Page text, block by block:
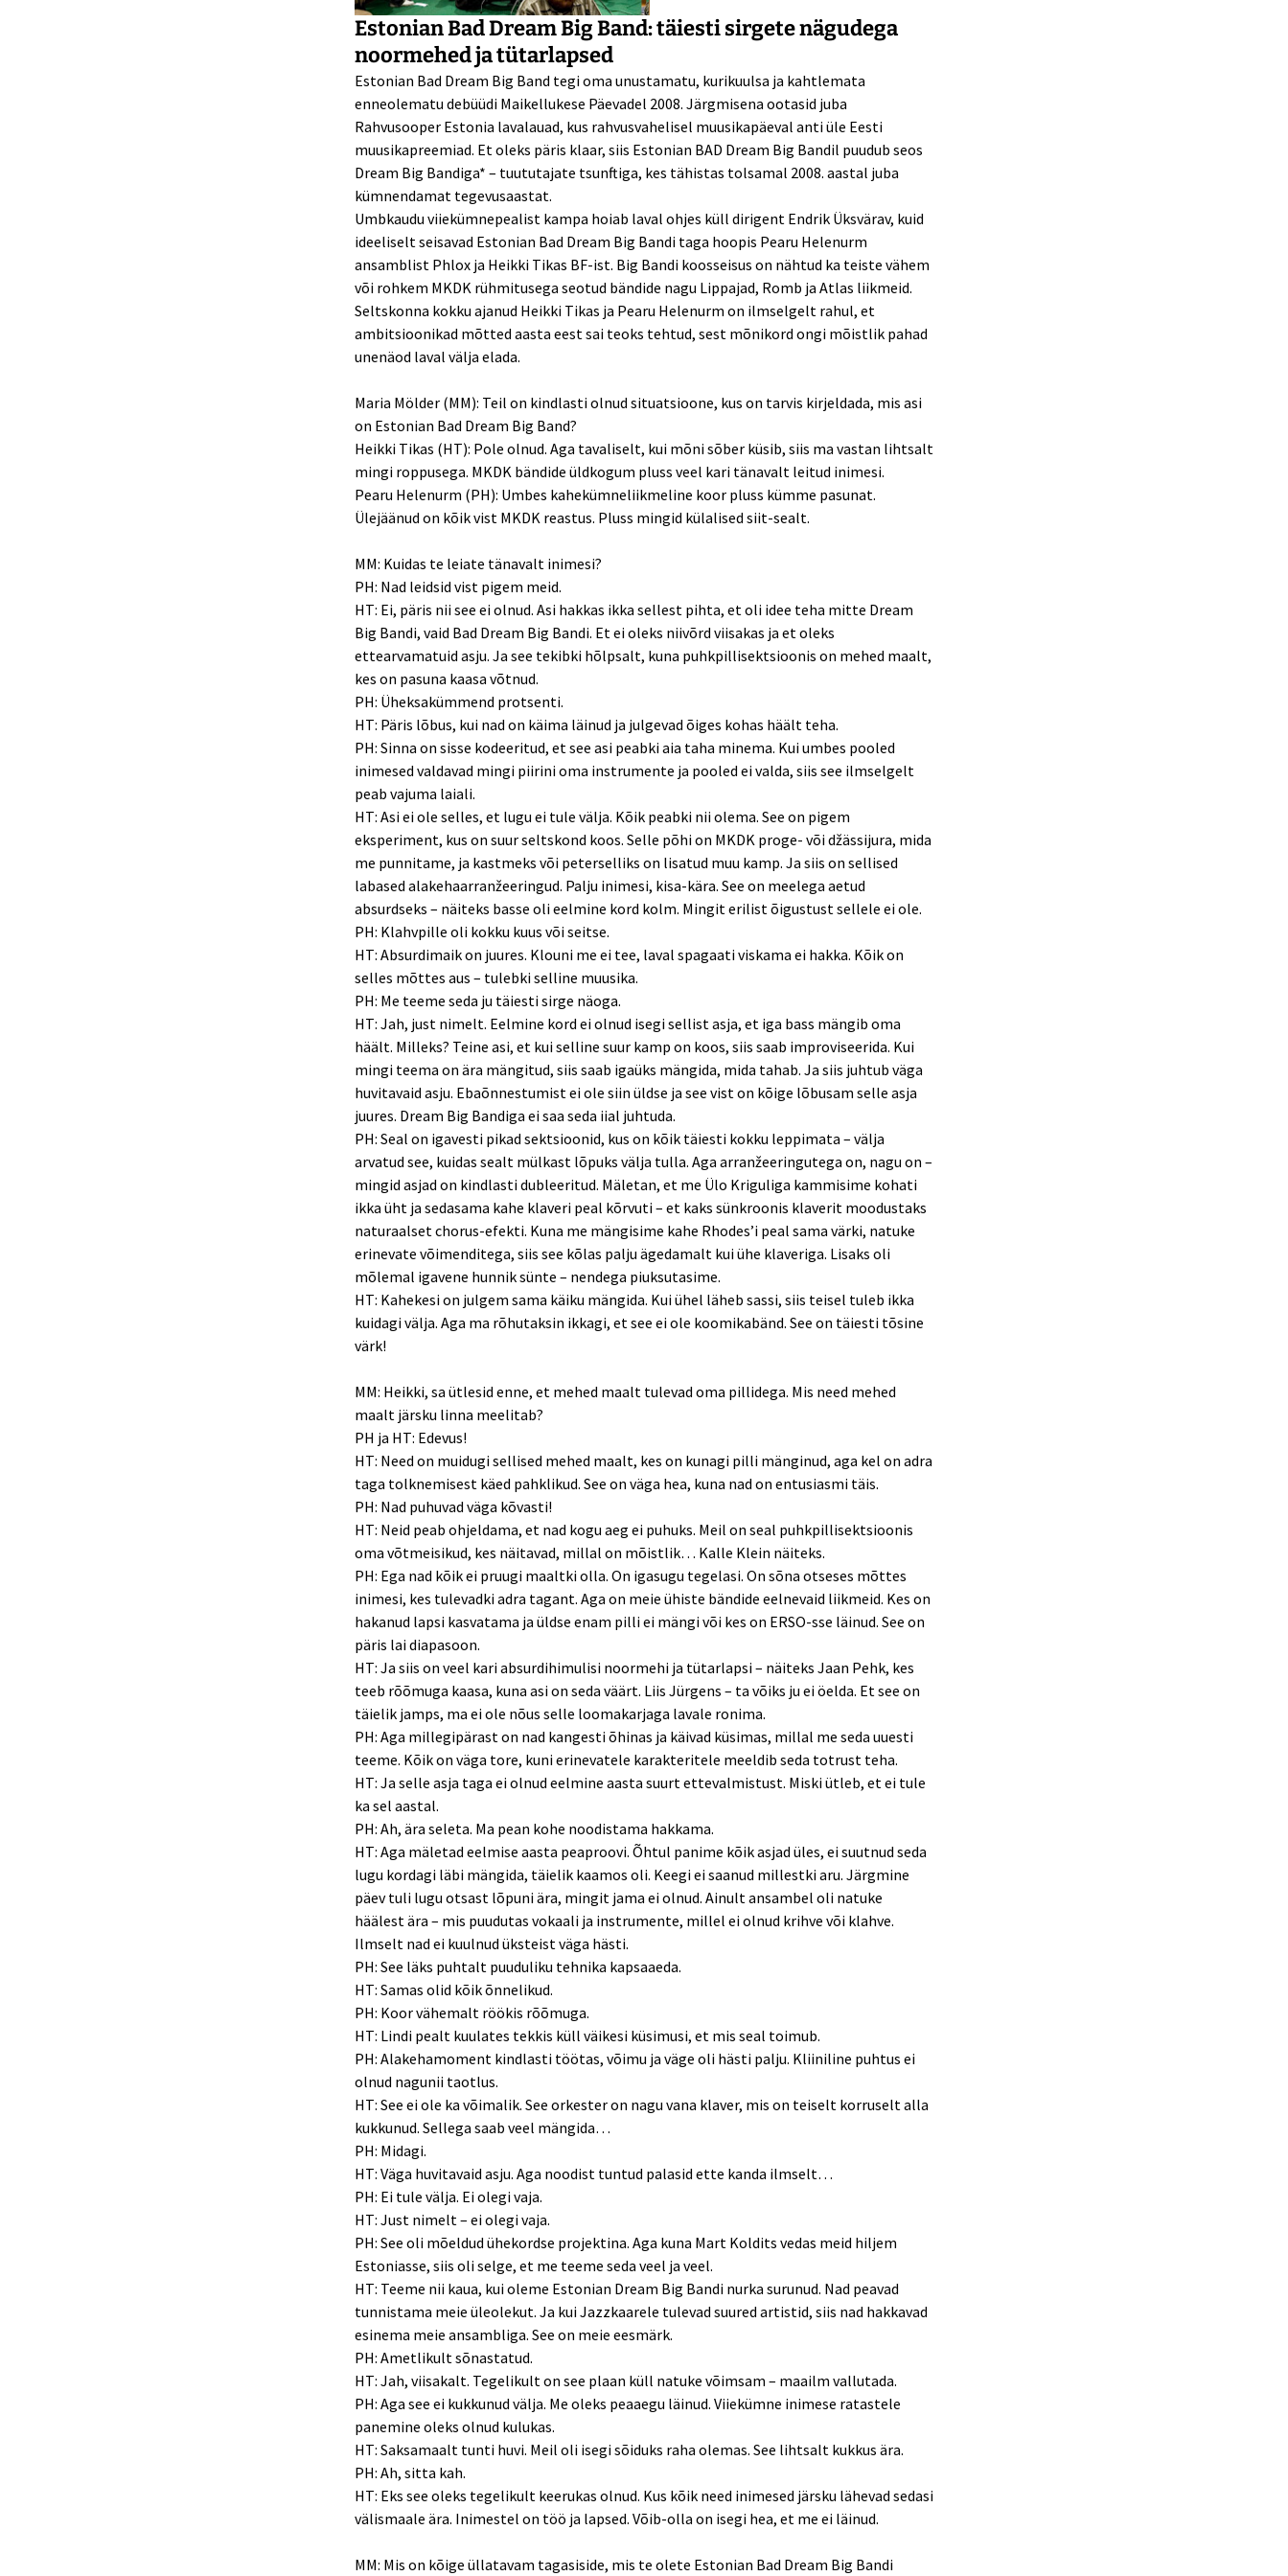
Estonian Bad Dream Big Band: täiesti sirgete nägudega
noormehed ja tütarlapsed
Estonian Bad Dream Big Band tegi oma unustamatu, kurikuulsa ja kahtlemata
enneolematu debüüdi Maikellukese Päevadel 2008. Järgmisena ootasid juba
Rahvusooper Estonia lavalauad, kus rahvusvahelisel muusikapäeval anti üle Eesti
muusikapreemiad. Et oleks päris klaar, siis Estonian BAD Dream Big Bandil puudub seos
Dream Big Bandiga* – tuututajate tsunftiga, kes tähistas tolsamal 2008. aastal juba
kümnendamat tegevusaastat.
Umbkaudu viiekümnepealist kampa hoiab laval ohjes küll dirigent Endrik Üksvärav, kuid
ideeliselt seisavad Estonian Bad Dream Big Bandi taga hoopis Pearu Helenurm
ansamblist Phlox ja Heikki Tikas BF-ist. Big Bandi koosseisus on nähtud ka teiste vähem
või rohkem MKDK rühmitusega seotud bändide nagu Lippajad, Romb ja Atlas liikmeid.
Seltskonna kokku ajanud Heikki Tikas ja Pearu Helenurm on ilmselgelt rahul, et
ambitsioonikad mõtted aasta eest sai teoks tehtud, sest mõnikord ongi mõistlik pahad
unenäod laval välja elada.
Maria Mölder (MM): Teil on kindlasti olnud situatsioone, kus on tarvis kirjeldada, mis asi
on Estonian Bad Dream Big Band?
Heikki Tikas (HT): Pole olnud. Aga tavaliselt, kui mõni sõber küsib, siis ma vastan lihtsalt
mingi roppusega. MKDK bändide üldkogum pluss veel kari tänavalt leitud inimesi.
Pearu Helenurm (PH): Umbes kahekümneliikmeline koor pluss kümme pasunat.
Ülejäänud on kõik vist MKDK reastus. Pluss mingid külalised siit-sealt.
MM: Kuidas te leiate tänavalt inimesi?
PH: Nad leidsid vist pigem meid.
HT: Ei, päris nii see ei olnud. Asi hakkas ikka sellest pihta, et oli idee teha mitte Dream
Big Bandi, vaid Bad Dream Big Bandi. Et ei oleks niivõrd viisakas ja et oleks
ettearvamatuid asju. Ja see tekibki hõlpsalt, kuna puhkpillisektsioonis on mehed maalt,
kes on pasuna kaasa võtnud.
PH: Üheksakümmend protsenti.
HT: Päris lõbus, kui nad on käima läinud ja julgevad õiges kohas häält teha.
PH: Sinna on sisse kodeeritud, et see asi peabki aia taha minema. Kui umbes pooled
inimesed valdavad mingi piirini oma instrumente ja pooled ei valda, siis see ilmselgelt
peab vajuma laiali.
HT: Asi ei ole selles, et lugu ei tule välja. Kõik peabki nii olema. See on pigem
eksperiment, kus on suur seltskond koos. Selle põhi on MKDK proge- või džässijura, mida
me punnitame, ja kastmeks või peterselliks on lisatud muu kamp. Ja siis on sellised
labased alakehaarranžeeringud. Palju inimesi, kisa-kära. See on meelega aetud
absurdseks – näiteks basse oli eelmine kord kolm. Mingit erilist õigustust sellele ei ole.
PH: Klahvpille oli kokku kuus või seitse.
HT: Absurdimaik on juures. Klouni me ei tee, laval spagaati viskama ei hakka. Kõik on
selles mõttes aus – tulebki selline muusika.
PH: Me teeme seda ju täiesti sirge näoga.
HT: Jah, just nimelt. Eelmine kord ei olnud isegi sellist asja, et iga bass mängib oma
häält. Milleks? Teine asi, et kui selline suur kamp on koos, siis saab improviseerida. Kui
mingi teema on ära mängitud, siis saab igaüks mängida, mida tahab. Ja siis juhtub väga
huvitavaid asju. Ebaõnnestumist ei ole siin üldse ja see vist on kõige lõbusam selle asja
juures. Dream Big Bandiga ei saa seda iial juhtuda.
PH: Seal on igavesti pikad sektsioonid, kus on kõik täiesti kokku leppimata – välja
arvatud see, kuidas sealt mülkast lõpuks välja tulla. Aga arranžeeringutega on, nagu on –
mingid asjad on kindlasti dubleeritud. Mäletan, et me Ülo Kriguliga kammisime kohati
ikka üht ja sedasama kahe klaveri peal kõrvuti – et kaks sünkroonis klaverit moodustaks
naturaalset chorus-efekti. Kuna me mängisime kahe Rhodes’i peal sama värki, natuke
erinevate võimenditega, siis see kõlas palju ägedamalt kui ühe klaveriga. Lisaks oli
mõlemal igavene hunnik sünte – nendega piuksutasime.
HT: Kahekesi on julgem sama käiku mängida. Kui ühel läheb sassi, siis teisel tuleb ikka
kuidagi välja. Aga ma rõhutaksin ikkagi, et see ei ole koomikabänd. See on täiesti tõsine
värk!
MM: Heikki, sa ütlesid enne, et mehed maalt tulevad oma pillidega. Mis need mehed
maalt järsku linna meelitab?
PH ja HT: Edevus!
HT: Need on muidugi sellised mehed maalt, kes on kunagi pilli mänginud, aga kel on adra
taga tolknemisest käed pahklikud. See on väga hea, kuna nad on entusiasmi täis.
PH: Nad puhuvad väga kõvasti!
HT: Neid peab ohjeldama, et nad kogu aeg ei puhuks. Meil on seal puhkpillisektsioonis
oma võtmeisikud, kes näitavad, millal on mõistlik… Kalle Klein näiteks.
PH: Ega nad kõik ei pruugi maaltki olla. On igasugu tegelasi. On sõna otseses mõttes
inimesi, kes tulevadki adra tagant. Aga on meie ühiste bändide eelnevaid liikmeid. Kes on
hakanud lapsi kasvatama ja üldse enam pilli ei mängi või kes on ERSO-sse läinud. See on
päris lai diapasoon.
HT: Ja siis on veel kari absurdihimulisi noormehi ja tütarlapsi – näiteks Jaan Pehk, kes
teeb rõõmuga kaasa, kuna asi on seda väärt. Liis Jürgens – ta võiks ju ei öelda. Et see on
täielik jamps, ma ei ole nõus selle loomakarjaga lavale ronima.
PH: Aga millegipärast on nad kangesti õhinas ja käivad küsimas, millal me seda uuesti
teeme. Kõik on väga tore, kuni erinevatele karakteritele meeldib seda totrust teha.
HT: Ja selle asja taga ei olnud eelmine aasta suurt ettevalmistust. Miski ütleb, et ei tule
ka sel aastal.
PH: Ah, ära seleta. Ma pean kohe noodistama hakkama.
HT: Aga mäletad eelmise aasta peaproovi. Õhtul panime kõik asjad üles, ei suutnud seda
lugu kordagi läbi mängida, täielik kaamos oli. Keegi ei saanud millestki aru. Järgmine
päev tuli lugu otsast lõpuni ära, mingit jama ei olnud. Ainult ansambel oli natuke
häälest ära – mis puudutas vokaali ja instrumente, millel ei olnud krihve või klahve.
Ilmselt nad ei kuulnud üksteist väga hästi.
PH: See läks puhtalt puuduliku tehnika kapsaaeda.
HT: Samas olid kõik õnnelikud.
PH: Koor vähemalt röökis rõõmuga.
HT: Lindi pealt kuulates tekkis küll väikesi küsimusi, et mis seal toimub.
PH: Alakehamoment kindlasti töötas, võimu ja väge oli hästi palju. Kliiniline puhtus ei
olnud nagunii taotlus.
HT: See ei ole ka võimalik. See orkester on nagu vana klaver, mis on teiselt korruselt alla
kukkunud. Sellega saab veel mängida…
PH: Midagi.
HT: Väga huvitavaid asju. Aga noodist tuntud palasid ette kanda ilmselt…
PH: Ei tule välja. Ei olegi vaja.
HT: Just nimelt – ei olegi vaja.
PH: See oli mõeldud ühekordse projektina. Aga kuna Mart Koldits vedas meid hiljem
Estoniasse, siis oli selge, et me teeme seda veel ja veel.
HT: Teeme nii kaua, kui oleme Estonian Dream Big Bandi nurka surunud. Nad peavad
tunnistama meie üleolekut. Ja kui Jazzkaarele tulevad suured artistid, siis nad hakkavad
esinema meie ansambliga. See on meie eesmärk.
PH: Ametlikult sõnastatud.
HT: Jah, viisakalt. Tegelikult on see plaan küll natuke võimsam – maailm vallutada.
PH: Aga see ei kukkunud välja. Me oleks peaaegu läinud. Viiekümne inimese ratastele
panemine oleks olnud kulukas.
HT: Saksamaalt tunti huvi. Meil oli isegi sõiduks raha olemas. See lihtsalt kukkus ära.
PH: Ah, sitta kah.
HT: Eks see oleks tegelikult keerukas olnud. Kus kõik need inimesed järsku lähevad sedasi
välismaale ära. Inimestel on töö ja lapsed. Võib-olla on isegi hea, et me ei läinud.
MM: Mis on kõige üllatavam tagasiside, mis te olete Estonian Bad Dream Big Bandi